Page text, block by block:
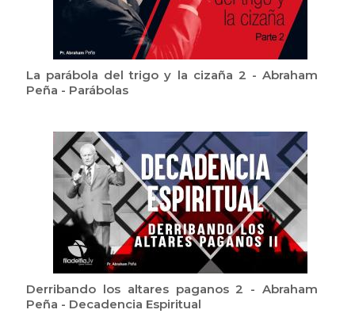
La parábola del trigo y la cizaña 2 - Abraham
Peña - Parábolas
Derribando los altares paganos 2 - Abraham
Peña - Decadencia Espiritual